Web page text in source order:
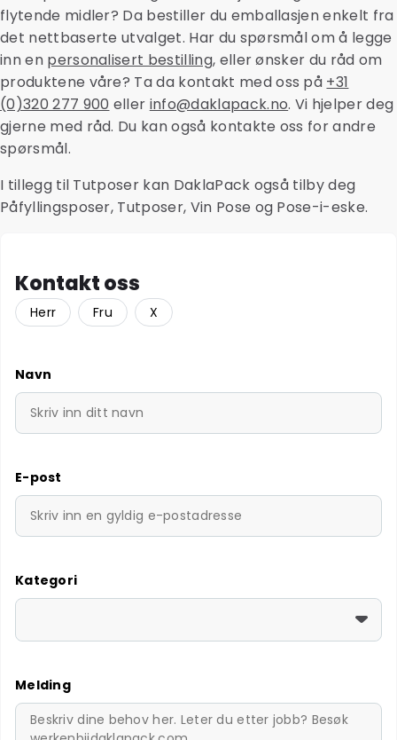
flytende midler? Da bestiller du emballasjen enkelt fra
det nettbaserte utvalget. Har du spørsmål om å legge
inn en personalisert bestilling, eller ønsker du råd om
produktene våre? Ta da kontakt med oss på +31
(0)320 277 900 eller info@daklapack.no. Vi hjelper deg
gjerne med råd. Du kan også kontakte oss for andre
spørsmål.
I tillegg til Tutposer kan DaklaPack også tilby deg
Påfyllingsposer, Tutposer, Vin Pose og Pose-i-eske.
Kontakt oss
Herr Fru X
Navn
E-post
Kategori
Melding